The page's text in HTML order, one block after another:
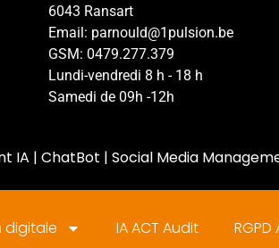
6043 Ransart
Email: parnould@1pulsion.be
GSM: 0479.277.379
Lundi-vendredi 8 h - 18 h
Samedi de 09h -12h
IA | ChatBot | Social Media
digitale IA ACT Audit